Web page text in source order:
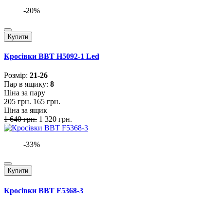
-20%
Купити
Кросівки BBT H5092-1 Led
Розмiр: 21-26
Пар в ящику: 8
Ціна за пару
205 грн. 165 грн.
Ціна за ящик
1 640 грн. 1 320 грн.
-33%
Купити
Кросівки BBT F5368-3